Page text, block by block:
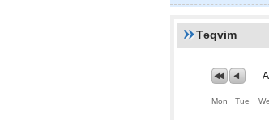
Təqvim
Mon Tue